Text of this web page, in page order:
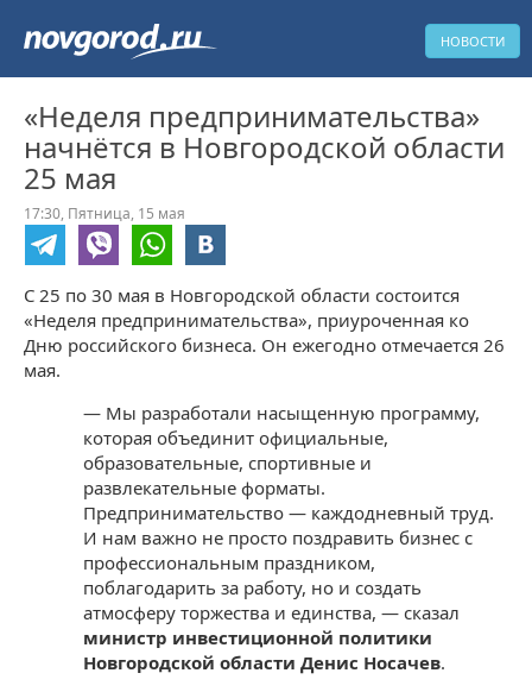
НОВОСТИ
«Неделя предпринимательства»
начнётся в Новгородской области
25 мая
17:30, Пятница, 15 мая
С 25 по 30 мая в Новгородской области состоится
«Неделя предпринимательства», приуроченная ко
Дню российского бизнеса. Он ежегодно отмечается 26
мая.
— Мы разработали насыщенную программу,
которая объединит официальные,
образовательные, спортивные и
развлекательные форматы.
Предпринимательство — каждодневный труд.
И нам важно не просто поздравить бизнес с
профессиональным праздником,
поблагодарить за работу, но и создать
атмосферу торжества и единства, — сказал
министр инвестиционной политики
Новгородской области Денис Носачев.